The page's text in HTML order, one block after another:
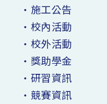
•施工公告
•校內活動
•校外活動
•獎助學金
•研習資訊
•競賽資訊